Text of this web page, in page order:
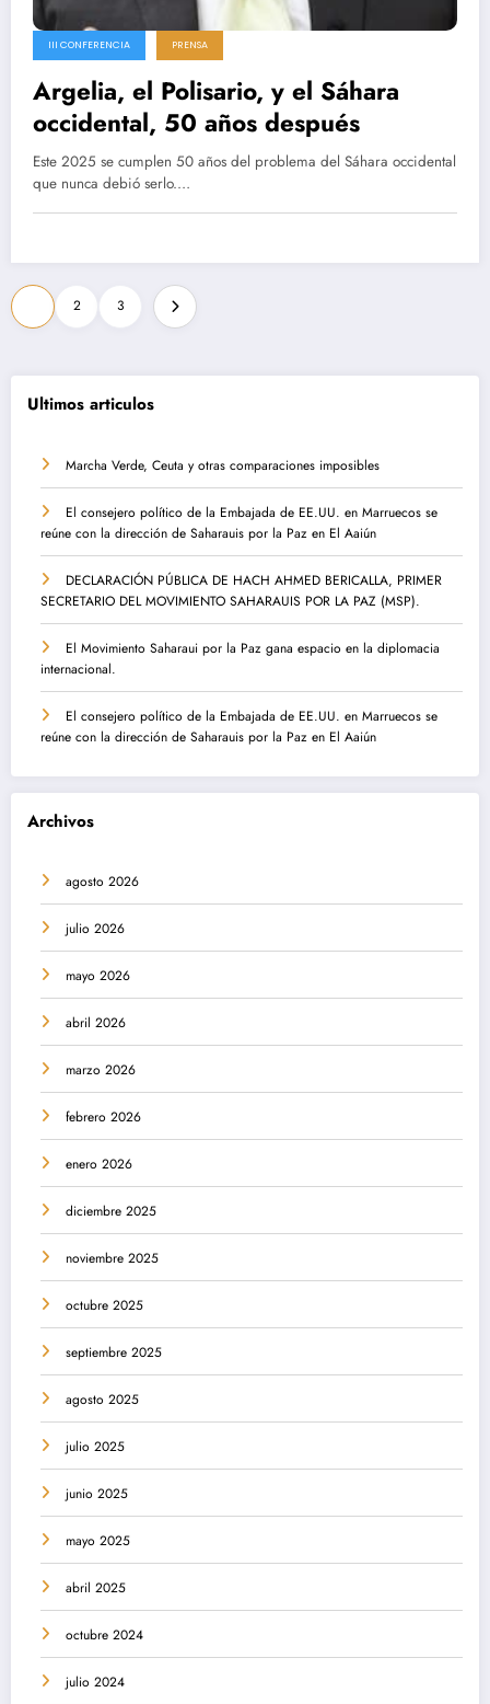
III CONFERENCIA PRENSA
Argelia, el Polisario, y el Sáhara
occidental, 50 años después
Este 2025 se cumplen 50 años del problema del Sáhara occidental
que nunca debió serlo.…
Paginación
de
entradas
2 3
Ultimos articulos
Marcha Verde, Ceuta y otras comparaciones imposibles
El consejero político de la Embajada de EE.UU. en Marruecos se
reúne con la dirección de Saharauis por la Paz en El Aaiún
DECLARACIÓN PÚBLICA DE HACH AHMED BERICALLA, PRIMER
SECRETARIO DEL MOVIMIENTO SAHARAUIS POR LA PAZ (MSP).
El Movimiento Saharaui por la Paz gana espacio en la diplomacia
internacional.
El consejero político de la Embajada de EE.UU. en Marruecos se
reúne con la dirección de Saharauis por la Paz en El Aaiún
Archivos
agosto 2026
julio 2026
mayo 2026
abril 2026
marzo 2026
febrero 2026
enero 2026
diciembre 2025
noviembre 2025
octubre 2025
septiembre 2025
agosto 2025
julio 2025
junio 2025
mayo 2025
abril 2025
octubre 2024
julio 2024